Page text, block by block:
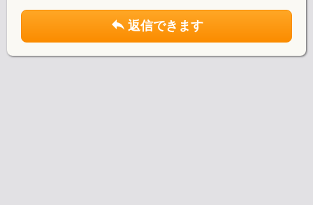
返信できます